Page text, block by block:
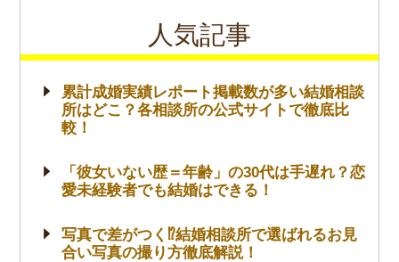
人気記事
累計成婚実績レポート掲載数が多い結婚相談
所はどこ？各相談所の公式サイトで徹底比
較！
「彼女いない歴＝年齢」の30代は手遅れ？恋
愛未経験者でも結婚はできる！
写真で差がつく⁉結婚相談所で選ばれるお見
合い写真の撮り方徹底解説！